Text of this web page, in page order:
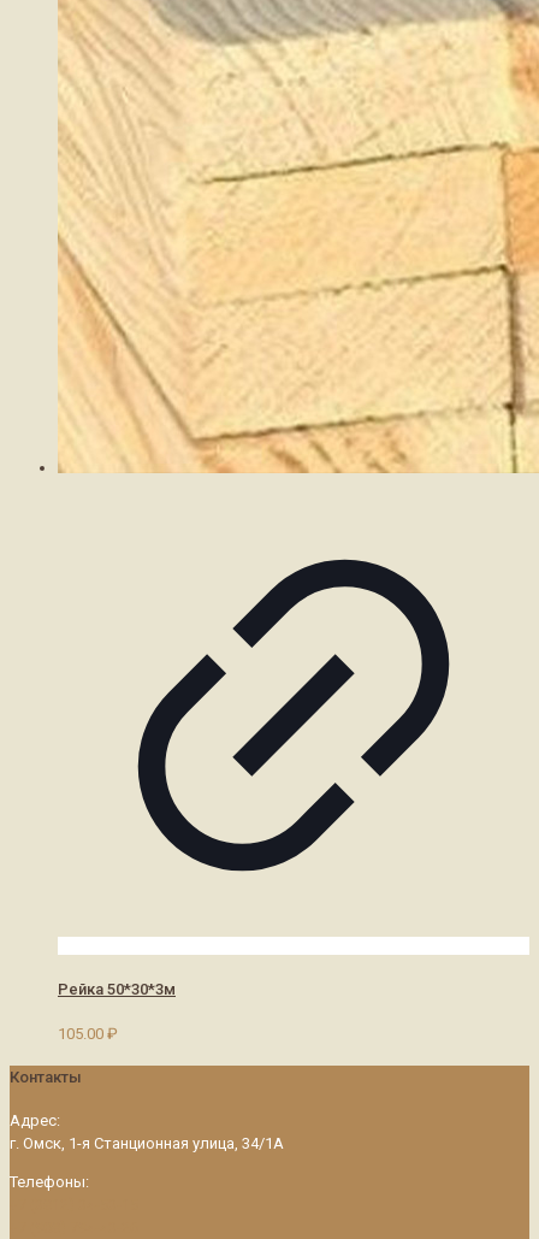
Рейка 50*30*3м
105.00 ₽
Контакты
Адрес:
г. Омск, 1-я Станционная улица, 34/1А
Телефоны: